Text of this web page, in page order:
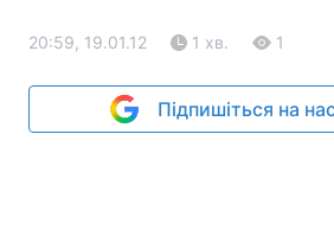
20:59, 19.01.12 1 хв. 1
Підпишіться на